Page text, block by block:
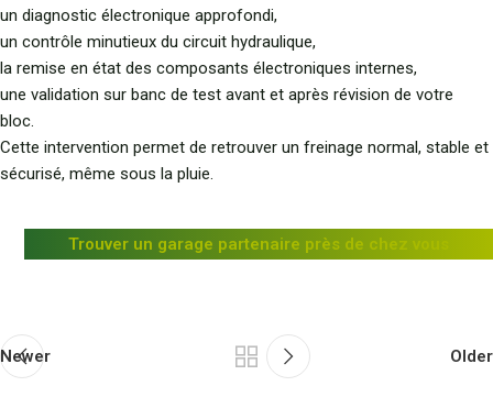
un diagnostic électronique approfondi,
un contrôle minutieux du circuit hydraulique,
la remise en état des composants électroniques internes,
une validation sur banc de test avant et après révision de votre
bloc.
Cette intervention permet de retrouver un freinage normal, stable et
sécurisé, même sous la pluie.
Trouver un garage partenaire près de chez vous
Newer Older